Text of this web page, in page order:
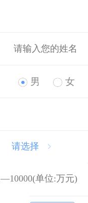
男 女
请选择